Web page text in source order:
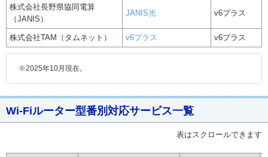
株式会社長野県協同電算
（JANIS）
JANIS光 v6プラス
株式会社TAM（タムネット） v6プラス v6プラス
※2025年10月現在。
Wi-Fiルーター型番別対応サービス一覧
表はスクロールできます